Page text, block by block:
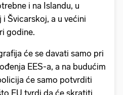
i na Islandu, u
Švicarskoj, a u većini
godine.
će se davati samo pri
EES-a, a na budućim
će samo potvrditi